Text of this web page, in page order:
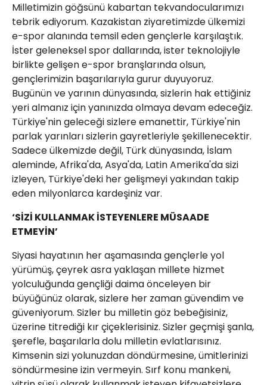
Milletimizin göğsünü kabartan tekvandocularımızı
tebrik ediyorum. Kazakistan ziyaretimizde ülkemizi
e-spor alanında temsil eden gençlerle karşılaştık.
İster geleneksel spor dallarında, ister teknolojiyle
birlikte gelişen e-spor branşlarında olsun,
gençlerimizin başarılarıyla gurur duyuyoruz.
Bugünün ve yarının dünyasında, sizlerin hak ettiğiniz
yeri almanız için yanınızda olmaya devam edeceğiz.
Türkiye'nin geleceği sizlere emanettir, Türkiye'nin
parlak yarınları sizlerin gayretleriyle şekillenecektir.
Sadece ülkemizde değil, Türk dünyasında, İslam
aleminde, Afrika'da, Asya'da, Latin Amerika'da sizi
izleyen, Türkiye'deki her gelişmeyi yakından takip
eden milyonlarca kardeşiniz var.
‘SİZİ KULLANMAK İSTEYENLERE MÜSAADE
ETMEYİN’
Siyasi hayatının her aşamasında gençlerle yol
yürümüş, çeyrek asra yaklaşan millete hizmet
yolculuğunda gençliği daima önceleyen bir
büyüğünüz olarak, sizlere her zaman güvendim ve
güveniyorum. Sizler bu milletin göz bebeğisiniz,
üzerine titrediği kır çiçeklerisiniz. Sizler geçmişi şanla,
şerefle, başarılarla dolu milletin evlatlarısınız.
Kimsenin sizi yolunuzdan döndürmesine, ümitlerinizi
söndürmesine izin vermeyin. Sırf konu mankeni,